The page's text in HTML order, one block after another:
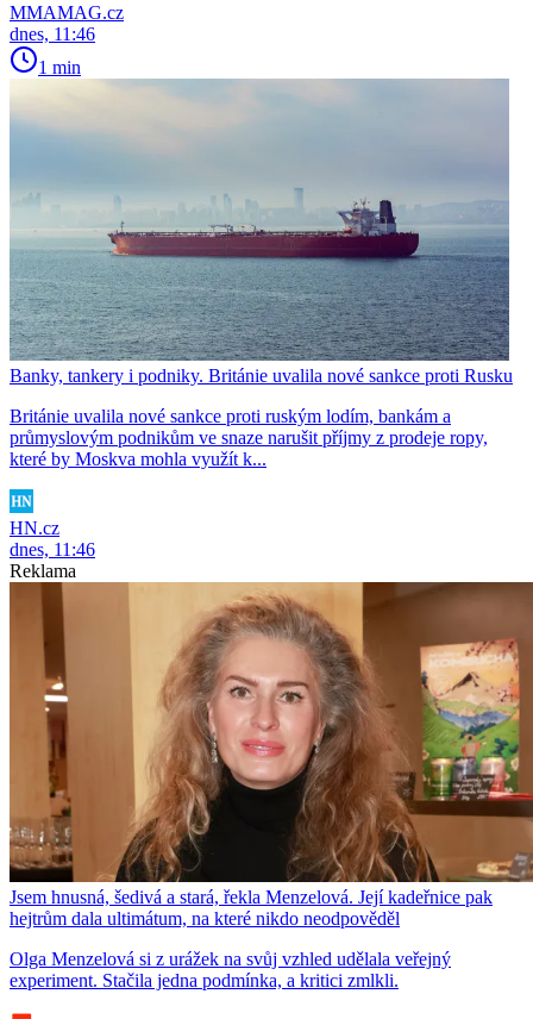
MMAMAG.cz
dnes, 11:46
1 min
Banky, tankery i podniky. Británie uvalila nové sankce proti Rusku
Británie uvalila nové sankce proti ruským lodím, bankám a
průmyslovým podnikům ve snaze narušit příjmy z prodeje ropy,
které by Moskva mohla využít k...
HN.cz
dnes, 11:46
Reklama
Jsem hnusná, šedivá a stará, řekla Menzelová. Její kadeřnice pak
hejtrům dala ultimátum, na které nikdo neodpověděl
Olga Menzelová si z urážek na svůj vzhled udělala veřejný
experiment. Stačila jedna podmínka, a kritici zmlkli.